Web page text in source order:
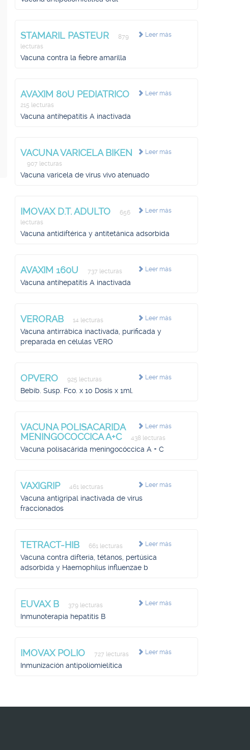
Leer más
STAMARIL PASTEUR
879
lecturas
Vacuna contra la fiebre amarilla
Leer más
AVAXIM 80U PEDIATRICO
215 lecturas
Vacuna antihepatitis A inactivada
Leer más
VACUNA VARICELA BIKEN
907 lecturas
Vacuna varicela de virus vivo atenuado
Leer más
IMOVAX D.T. ADULTO
656
lecturas
Vacuna antidiftérica y antitetánica adsorbida
Leer más
AVAXIM 160U 737 lecturas
Vacuna antihepatitis A inactivada
Leer más
VERORAB 14 lecturas
Vacuna antirrábica inactivada, purificada y
preparada en células VERO
Leer más
OPVERO 925 lecturas
Bebib. Susp. Fco. x 10 Dosis x 1ml.
Leer más
VACUNA POLISACARIDA
MENINGOCOCCICA A+C
438 lecturas
Vacuna polisacárida meningocóccica A + C
Leer más
VAXIGRIP 461 lecturas
Vacuna antigripal inactivada de virus
fraccionados
Leer más
TETRACT-HIB 661 lecturas
Vacuna contra difteria, tétanos, pertúsica
adsorbida y Haemophilus influenzae b
Leer más
EUVAX B 379 lecturas
Inmunoterapia hepatitis B
Leer más
IMOVAX POLIO 727 lecturas
Inmunización antipoliomielítica